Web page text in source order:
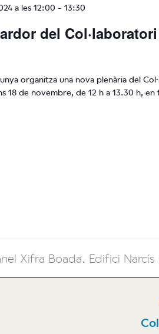
a les 12:00 - 13:30
del
organitza una nova plenària del
18 de novembre, de 12 h a 13.30 h,
Xifra Boada. Edifici